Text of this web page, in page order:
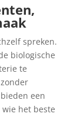
spreken.
biologische
te
een
het beste